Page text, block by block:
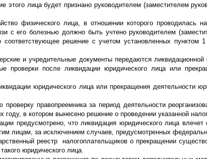
этого лица будет признано руководителем (заместителем
физического лица, в отношении которого проводилась
с его болезнью должно быть учтено руководителем
соответствующее решение с учетом установленных пунктом
и учредительные документы передаются
проверки после ликвидации юридического лица или
юридического лица или прекращения деятельности
правопреемника за период деятельности
в котором вынесено решение о проведении указанной
предусмотрено, что ликвидация юридического лица влечет
лицам, за исключением случаев, предусмотренных
реестр налогоплательщиков о прекращении
юридического лица.